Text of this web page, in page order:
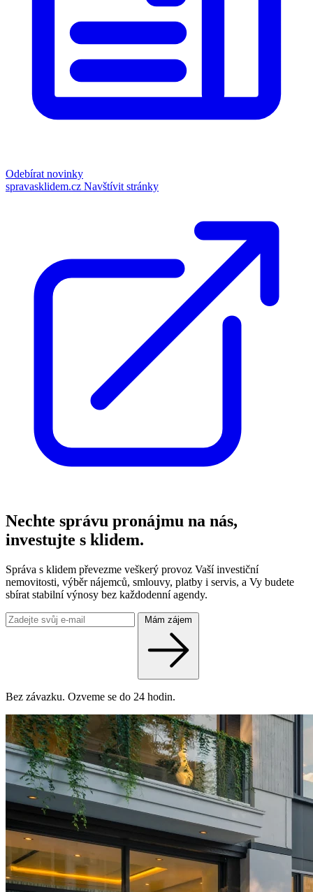
Odebírat novinky
spravasklidem.cz Navštívit stránky
Nechte správu pronájmu na nás,
investujte s klidem.
Správa s klidem převezme veškerý provoz Vaší investiční
nemovitosti, výběr nájemců, smlouvy, platby i servis, a Vy budete
sbírat stabilní výnosy bez každodenní agendy.
Mám zájem
Bez závazku. Ozveme se do 24 hodin.